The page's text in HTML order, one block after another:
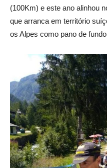
(100Km) e este ano alinhou
que arranca em território
os Alpes como pano de